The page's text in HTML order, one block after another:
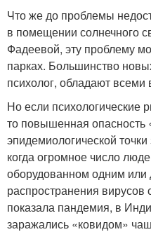
Что же до проблемы
в помещении солнечного
Фадеевой, эту проблему
парках. Большинство
психолог, обладают всеми
Но если психологические
то повышенная опасность
эпидемиологической
когда огромное число
оборудованном одним
распространения
показала пандемия, в
заражались «ковидом»